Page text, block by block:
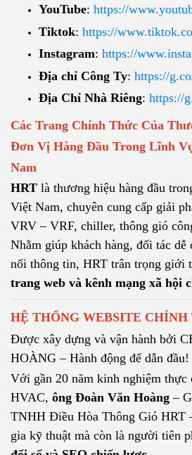
YouTube: https://
Tiktok: https://
Instagram: https://
Địa chỉ Công Ty: https://
Địa Chỉ Nhà Riêng: https://
Các Trang Chính Thức Của
Đơn Vị Hàng Đầu Trong Lĩnh
Nam
HRT là thương hiệu hàng đầu
Việt Nam, chuyên cung cấp giải
VRV – VRF, chiller, thông gió
Nhằm giúp khách hàng, đối tác dễ
nối thông tin, HRT trân trọng giới
trang web và kênh mạng xã hội
HỆ THỐNG WEBSITE CHÍNH
Được xây dựng và vận hành bởi
HOÀNG – Hành động để dẫn đầu!
Với gần 20 năm kinh nghiệm thực
HVAC, ông Đoàn Văn Hoàng –
TNHH Điều Hòa Thông Gió HRT
gia kỹ thuật mà còn là người tiên